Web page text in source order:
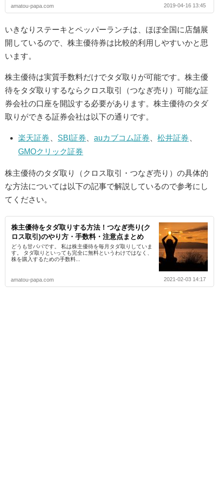
amatou-papa.com 2019-04-16 13:45
いきなりステーキとペッパーランチは、ほぼ全国に店舗展
開しているので、株主優待券は比較的利用しやすいかと思
います。
株主優待は実質手数料だけでタダ取りが可能です。株主優
待をタダ取りするならクロス取引（つなぎ売り）可能な証
券会社の口座を開設する必要があります。株主優待のタダ
取りができる証券会社は以下の通りです。
楽天証券 SBI証券 、auカブコム証券 、松井証券
GMOクリック証券
株主優待のタダ取り（クロス取引・つなぎ売り）の具体的
な方法については以下の記事で解説しているので参考にし
てください。
株主優待をタダ取りする方法！つなぎ売り(ク
ロス取引)のやり方・手数料・注意点まとめ
どうも甘パパです。 私は株主優待を毎月タダ取りしていま
す。 タダ取りといっても完全に無料というわけではなく、
株を購入するための手数料...
amatou-papa.com 2021-02-03 14:17